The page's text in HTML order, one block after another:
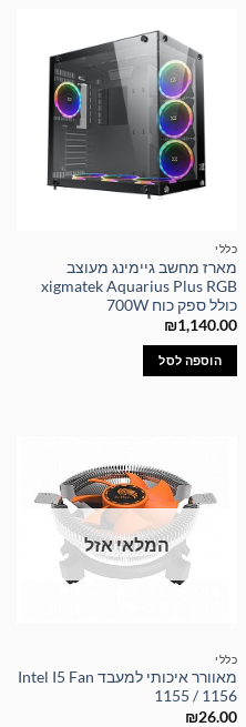
כללי
מארז מחשב גיימינג מעוצב
xigmatek Aquarius Plus RGB
כולל ספק כוח 700W
₪1,140.00
הוספה לסל
המלאי אזל
כללי
מאוורר איכותי למעבד Intel I5 Fan
1155 / 1156
₪26.00